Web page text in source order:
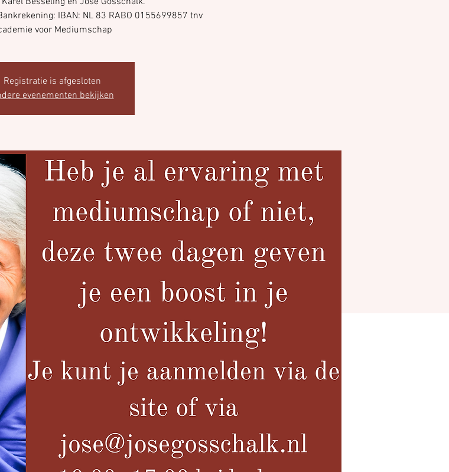
IBAN: NL 83 RABO 0155699857 tnv
Registratie is afgesloten
evenementen bekijken